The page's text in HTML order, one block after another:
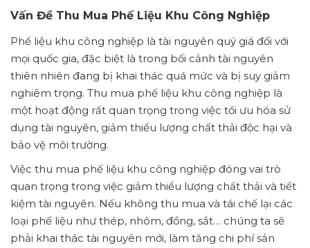
Vấn Đề Thu Mua Phế Liệu Khu Công Nghiệp
Phế liệu khu công nghiệp là tài nguyên quý giá đối với
mọi quốc gia, đặc biệt là trong bối cảnh tài nguyên
thiên nhiên đang bị khai thác quá mức và bị suy giảm
nghiêm trọng. Thu mua phế liệu khu công nghiệp là
một hoạt động rất quan trọng trong việc tối ưu hóa sử
dụng tài nguyên, giảm thiểu lượng chất thải độc hại và
bảo vệ môi trường.
Việc thu mua phế liệu khu công nghiệp đóng vai trò
quan trọng trong việc giảm thiểu lượng chất thải và tiết
kiệm tài nguyên. Nếu không thu mua và tái chế lại các
loại phế liệu như thép, nhôm, đồng, sắt… chúng ta sẽ
phải khai thác tài nguyên mới, làm tăng chi phí sản